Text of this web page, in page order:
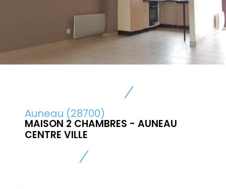
Auneau (28700)
MAISON 2 CHAMBRES - AUNEAU
CENTRE VILLE